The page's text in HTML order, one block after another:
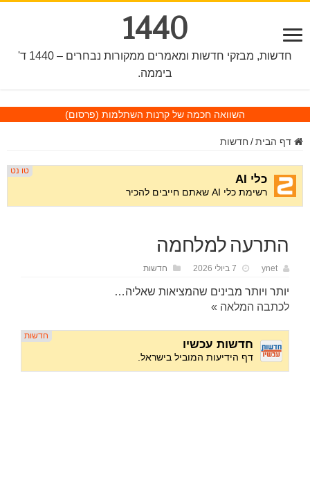
1440
חדשות, מבזקי חדשות ומאמרים ממקורות נבחרים – 1440 ד'
ביממה.
השוואה חכמה של קרנות השתלמות (פרסום)
דף הבית / חדשות
התרעה למלחמה
ynet 7 ביולי 2026 חדשות
יותר ויותר מבינים שהמציאות שאליה…
לכתבה המלאה »